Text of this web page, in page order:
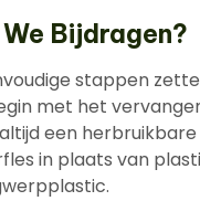
We Bijdragen?
stappen
met het
een
in plaats van